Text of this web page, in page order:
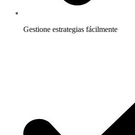
Gestione estrategias fácilmente